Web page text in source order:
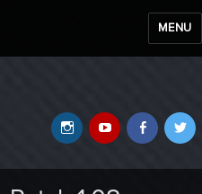
MENU
YouTube
Instagram